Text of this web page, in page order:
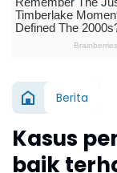
Berita
Kasus
baik